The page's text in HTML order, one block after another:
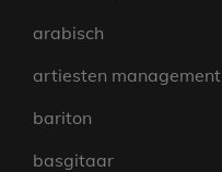
arabisch
artiesten management
bariton
basgitaar